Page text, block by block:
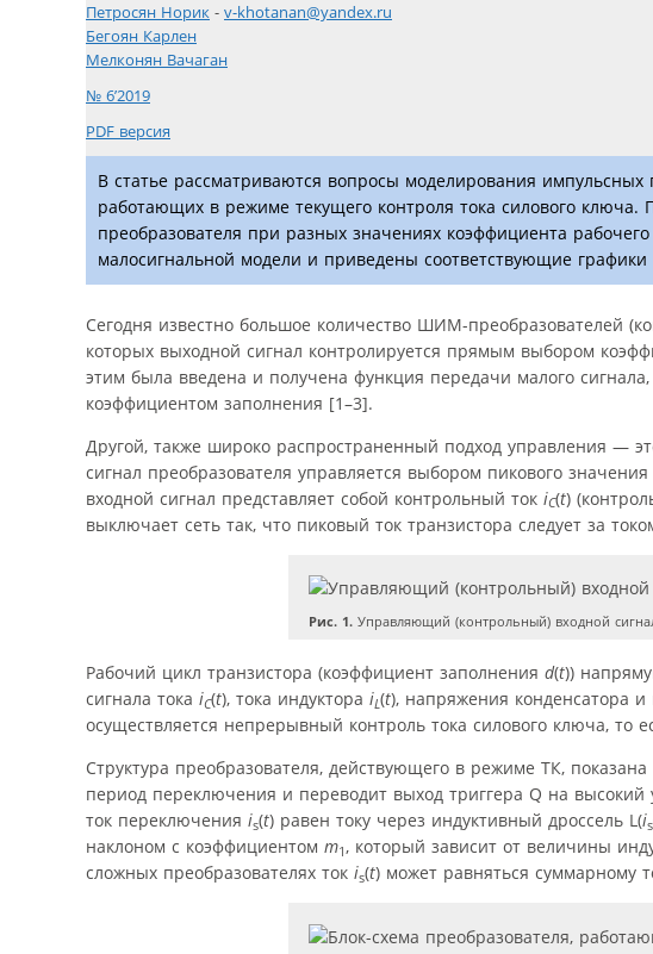
Петросян Норик - v-khotanan@yandex.ru
Бегоян Карлен
Мелконян Вачаган
№ 6’2019
PDF версия
В статье рассматриваются вопросы моделирования
работающих в режиме текущего контроля тока силового
преобразователя при разных значениях коэффициента
малосигнальной модели и приведены соответствующие графики
Сегодня известно большое количество ШИМ-преобразователей
которых выходной сигнал контролируется прямым выбором
этим была введена и получена функция передачи малого
коэффициентом заполнения [1–3].
Другой, также широко распространенный подход управления —
сигнал преобразователя управляется выбором пикового
входной сигнал представляет собой контрольный ток iC(t)
выключает сеть так, что пиковый ток транзистора следует за
Рис. 1. Управляющий (контрольный) входной
Рабочий цикл транзистора (коэффициент заполнения d(t))
сигнала тока iC(t), тока индуктора iL(t), напряжения конденсатора
осуществляется непрерывный контроль тока силового ключа, то
Структура преобразователя, действующего в режиме ТК,
период переключения и переводит выход триггера Q на высокий
ток переключения is(t) равен току через индуктивный дроссель L(is
наклоном с коэффициентом m1, который зависит от величины
сложных преобразователях ток is(t) может равняться суммарному